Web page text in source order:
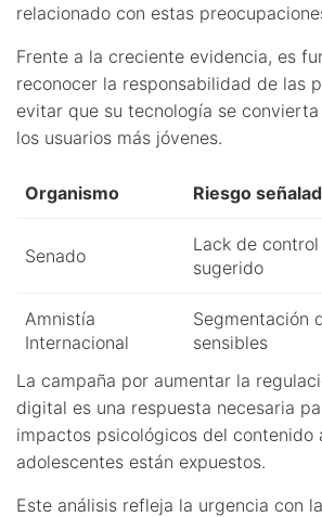
relacionado con estas
Frente a la creciente evidencia, es
reconocer la responsabilidad de las
evitar que su tecnología se
los usuarios más jóvenes.
Organismo Riesgo
Senado
Lack de
sugerido
Amnistía
Internacional
Segmentación
sensibles
La campaña por aumentar la
digital es una respuesta necesaria
impactos psicológicos del contenido
adolescentes están expuestos.
Este análisis refleja la urgencia con